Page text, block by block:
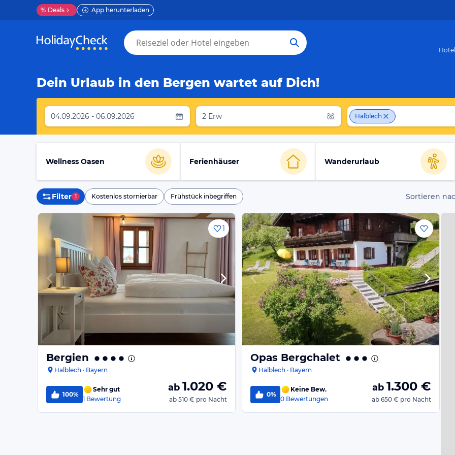
% Deals App herunterladen
Dein Urlaub in den Bergen wartet auf Dich!
04.09.2026 - 06.09.2026 2 Erw Halblech
Wellness Oasen Ferienhäuser Wanderurlaub
Filter 1 Kostenlos stornierbar Frühstück inbegriffen Sortieren
1
Bergien
Halblech · Bayern
100%
Sehr gut
1 Bewertung
ab 1.020 €
ab 510 € pro Nacht
Opas Bergchalet
Halblech · Bayern
0%
Keine Bew.
0 Bewertungen
ab 1.300 €
ab 650 € pro Nacht